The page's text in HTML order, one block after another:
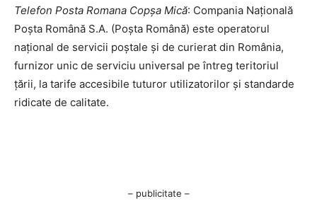
Telefon Posta Romana Copşa Mică: Compania Națională
Poșta Română S.A. (Poșta Română) este operatorul
național de servicii poștale și de curierat din România,
furnizor unic de serviciu universal pe întreg teritoriul
țării, la tarife accesibile tuturor utilizatorilor și standarde
ridicate de calitate.
– publicitate –